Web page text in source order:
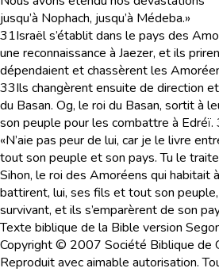
jusqu’à Nophach, jusqu’à Médeba.»
31Israël s’établit dans le pays des
une reconnaissance à Jaezer, et ils
dépendaient et chassèrent les
33Ils changèrent ensuite de direction
du Basan. Og, le roi du Basan, sortit à
son peuple pour les combattre à Edréï.
«N’aie pas peur de lui, car je le livre
tout son peuple et son pays. Tu le
Sihon, le roi des Amoréens qui habitait
battirent, lui, ses fils et tout son
survivant, et ils s’emparèrent de son
Texte biblique de la Bible version
Copyright © 2007 Société Biblique de
Reproduit avec aimable autorisation.